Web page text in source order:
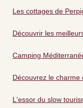
Les cottages de
Découvrir les
Camping
Découvrez le charme
L'essor du slow